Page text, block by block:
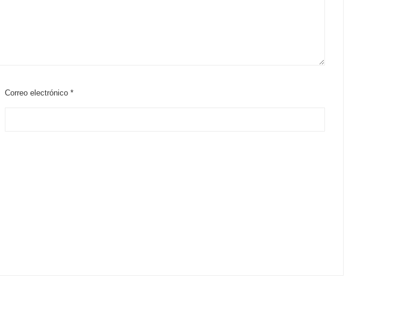
Correo electrónico*